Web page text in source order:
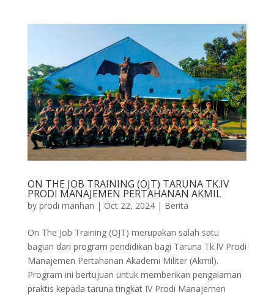
ON THE JOB TRAINING (OJT) TARUNA TK.IV
PRODI MANAJEMEN PERTAHANAN AKMIL
by prodi manhan | Oct 22, 2024| Berita
On The Job Training (OJT) merupakan salah satu
bagian dari program pendidikan bagi Taruna Tk.IV Prodi
Manajemen Pertahanan Akademi Militer (Akmil).
Program ini bertujuan untuk memberikan pengalaman
praktis kepada taruna tingkat IV Prodi Manajemen